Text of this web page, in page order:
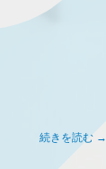
続きを読む →